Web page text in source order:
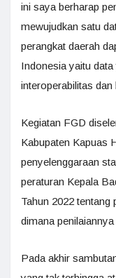
ini saya berharap
mewujudkan satu
perangkat daerah
Indonesia yaitu
interoperabilitas dan
Kegiatan FGD
Kabupaten Kapuas
penyelenggaraan
peraturan Kepala
Tahun 2022 tentang
dimana
Pada akhir